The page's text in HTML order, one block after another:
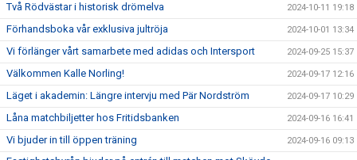
Två Rödvästar i historisk drömelva 2024-10-11 19:18
Förhandsboka vår exklusiva jultröja 2024-10-01 13:34
Vi förlänger vårt samarbete med adidas och Intersport 2024-09-25 15:37
Välkommen Kalle Norling! 2024-09-17 12:16
Läget i akademin: Längre intervju med Pär Nordström 2024-09-17 10:29
Låna matchbiljetter hos Fritidsbanken 2024-09-16 16:41
Vi bjuder in till öppen träning 2024-09-16 09:13